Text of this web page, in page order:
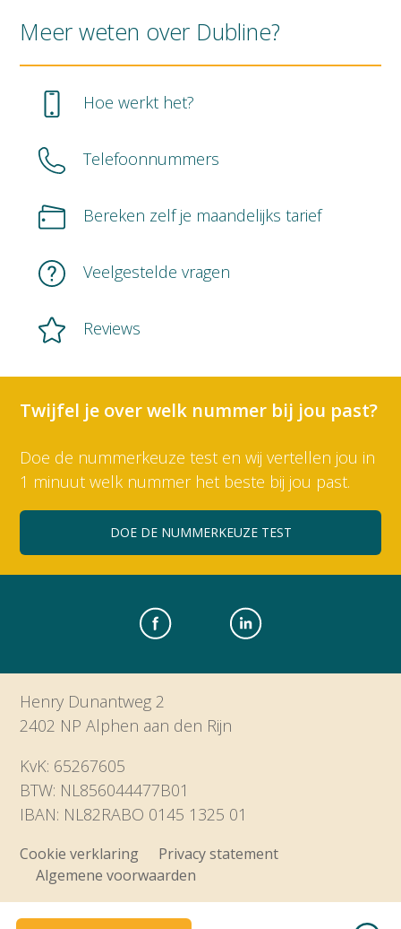
Meer weten over Dubline?
Hoe werkt het?
Telefoonnummers
Bereken zelf je maandelijks tarief
Veelgestelde vragen
Reviews
Twijfel je over welk nummer bij jou past?
Doe de nummerkeuze test en wij vertellen jou in
1 minuut welk nummer het beste bij jou past.
DOE DE NUMMERKEUZE TEST
Henry Dunantweg 2
2402 NP Alphen aan den Rijn
KvK: 65267605
BTW: NL856044477B01
IBAN: NL82RABO 0145 1325 01
Cookie verklaring
Privacy statement
Algemene voorwaarden